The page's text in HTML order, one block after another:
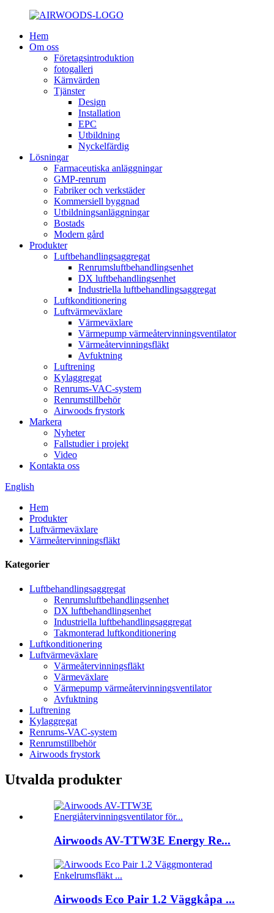
Hem
Om oss
Företagsintroduktion
fotogalleri
Kärnvärden
Tjänster
Design
Installation
EPC
Utbildning
Nyckelfärdig
Lösningar
Farmaceutiska anläggningar
GMP-renrum
Fabriker och verkstäder
Kommersiell byggnad
Utbildningsanläggningar
Bostads
Modern gård
Produkter
Luftbehandlingsaggregat
Renrumsluftbehandlingsenhet
DX luftbehandlingsenhet
Industriella luftbehandlingsaggregat
Luftkonditionering
Luftvärmeväxlare
Värmeväxlare
Värmepump värmeåtervinningsventilator
Värmeåtervinningsfläkt
Avfuktning
Luftrening
Kylaggregat
Renrums-VAC-system
Renrumstillbehör
Airwoods frystork
Markera
Nyheter
Fallstudier i projekt
Video
Kontakta oss
English
Hem
Produkter
Luftvärmeväxlare
Värmeåtervinningsfläkt
Kategorier
Luftbehandlingsaggregat
Renrumsluftbehandlingsenhet
DX luftbehandlingsenhet
Industriella luftbehandlingsaggregat
Takmonterad luftkonditionering
Luftkonditionering
Luftvärmeväxlare
Värmeåtervinningsfläkt
Värmeväxlare
Värmepump värmeåtervinningsventilator
Avfuktning
Luftrening
Kylaggregat
Renrums-VAC-system
Renrumstillbehör
Airwoods frystork
Utvalda produkter
Airwoods AV-TTW3E Energy Re...
Airwoods Eco Pair 1.2 Väggkåpa ...